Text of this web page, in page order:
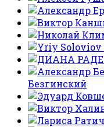
Безгинский